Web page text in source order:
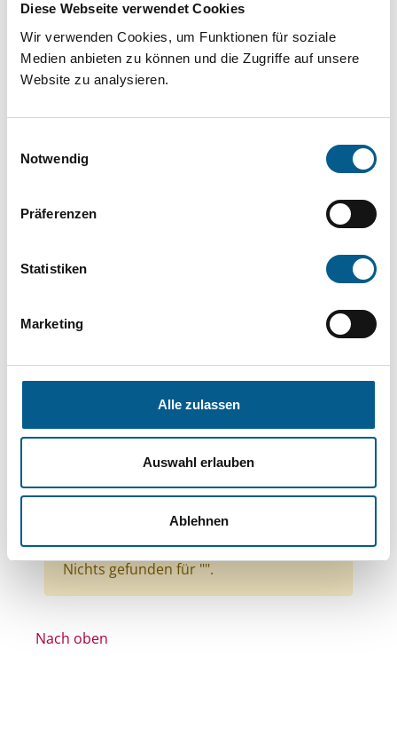
Diese Webseite verwendet Cookies
Wir verwenden Cookies, um Funktionen für soziale
Medien anbieten zu können und die Zugriffe auf unsere
Website zu analysieren.
Notwendig
Präferenzen
Statistiken
Marketing
Alle zulassen
Auswahl erlauben
Ablehnen
Stiftungsdatenbank recherchieren. Bei der
Suche bitte die Groß- und Kleinschreibung
beachten.
können durch die Wahl von Bereichen oder
Suchen
Themen: Sonstige
Themen: Wohlfahrtswesen
Themen: Gesundheitswesen
Themen: Kunst & Kultur
Themen: Seniorinnen, Senioren & Pflege
Stiftungstyp: Lokal tätige Stiftung
Alle Filter entfernen
Nichts gefunden für "".
Nach oben